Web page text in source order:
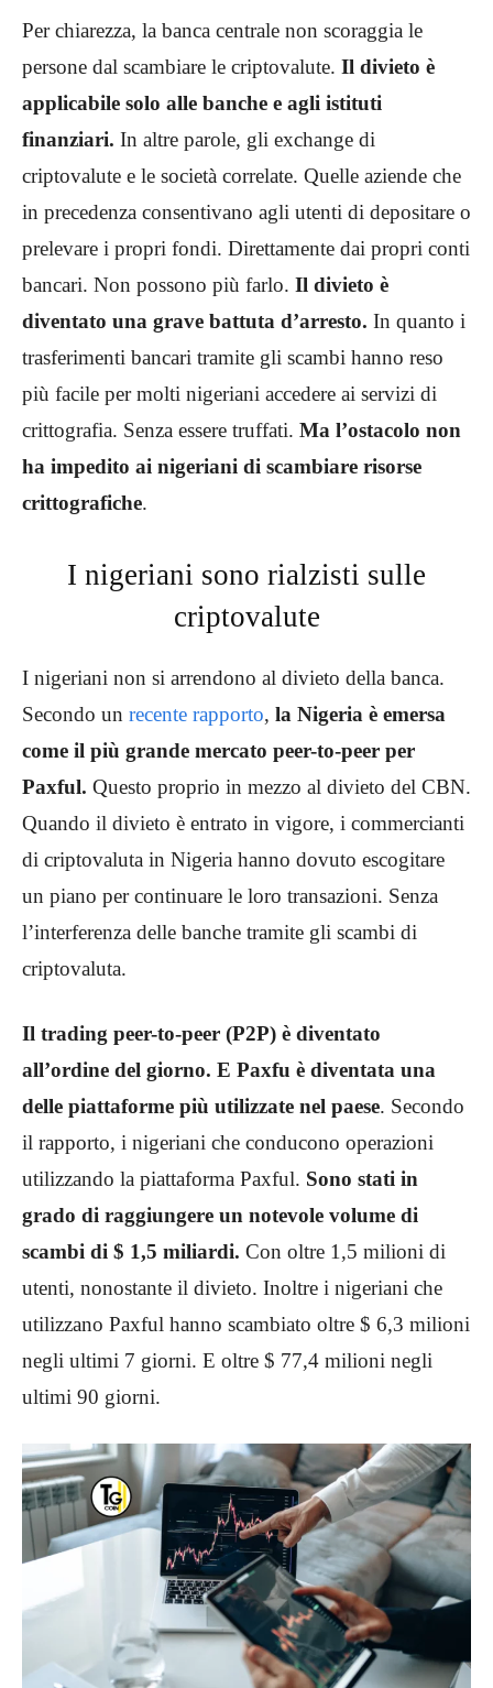
Per chiarezza, la banca centrale non scoraggia le
persone dal scambiare le criptovalute. Il divieto è
applicabile solo alle banche e agli istituti
finanziari. In altre parole, gli exchange di
criptovalute e le società correlate. Quelle aziende che
in precedenza consentivano agli utenti di depositare o
prelevare i propri fondi. Direttamente dai propri conti
bancari. Non possono più farlo. Il divieto è
diventato una grave battuta d’arresto. In quanto i
trasferimenti bancari tramite gli scambi hanno reso
più facile per molti nigeriani accedere ai servizi di
crittografia. Senza essere truffati. Ma l’ostacolo non
ha impedito ai nigeriani di scambiare risorse
crittografiche.
I nigeriani sono rialzisti sulle
criptovalute
I nigeriani non si arrendono al divieto della banca.
Secondo un recente rapporto, la Nigeria è emersa
come il più grande mercato peer-to-peer per
Paxful. Questo proprio in mezzo al divieto del CBN.
Quando il divieto è entrato in vigore, i commercianti
di criptovaluta in Nigeria hanno dovuto escogitare
un piano per continuare le loro transazioni. Senza
l’interferenza delle banche tramite gli scambi di
criptovaluta.
Il trading peer-to-peer (P2P) è diventato
all’ordine del giorno. E Paxfu è diventata una
delle piattaforme più utilizzate nel paese. Secondo
il rapporto, i nigeriani che conducono operazioni
utilizzando la piattaforma Paxful. Sono stati in
grado di raggiungere un notevole volume di
scambi di $ 1,5 miliardi. Con oltre 1,5 milioni di
utenti, nonostante il divieto. Inoltre i nigeriani che
utilizzano Paxful hanno scambiato oltre $ 6,3 milioni
negli ultimi 7 giorni. E oltre $ 77,4 milioni negli
ultimi 90 giorni.